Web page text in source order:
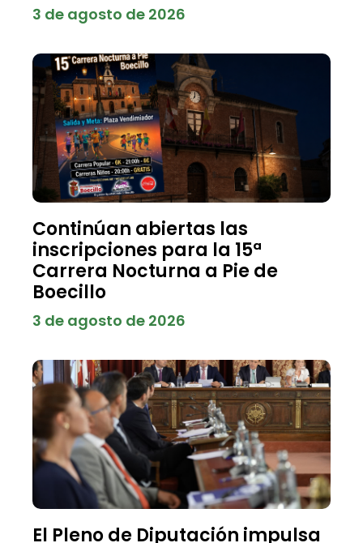
3 de agosto de 2026
Continúan abiertas las
inscripciones para la 15ª
Carrera Nocturna a Pie de
Boecillo
3 de agosto de 2026
El Pleno de Diputación impulsa